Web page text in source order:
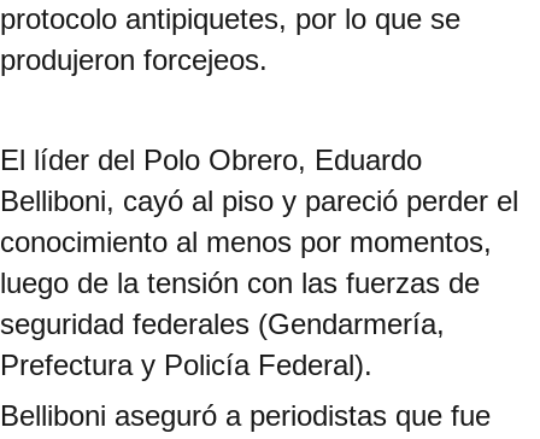
protocolo antipiquetes, por lo que se
produjeron forcejeos.
El líder del Polo Obrero, Eduardo
Belliboni, cayó al piso y pareció perder el
conocimiento al menos por momentos,
luego de la tensión con las fuerzas de
seguridad federales (Gendarmería,
Prefectura y Policía Federal).
Belliboni aseguró a periodistas que fue